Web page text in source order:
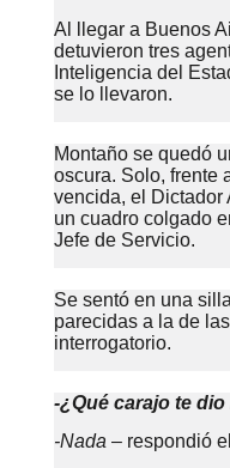
Al llegar a Buenos
detuvieron tres
Inteligencia del
se lo llevaron.
Montaño se quedó
oscura. Solo, frente
vencida, el Dictador
un cuadro colgado
Jefe de Servicio.
Se sentó en una
parecidas a la de
interrogatorio.
-¿Qué carajo te
-Nada – respondió